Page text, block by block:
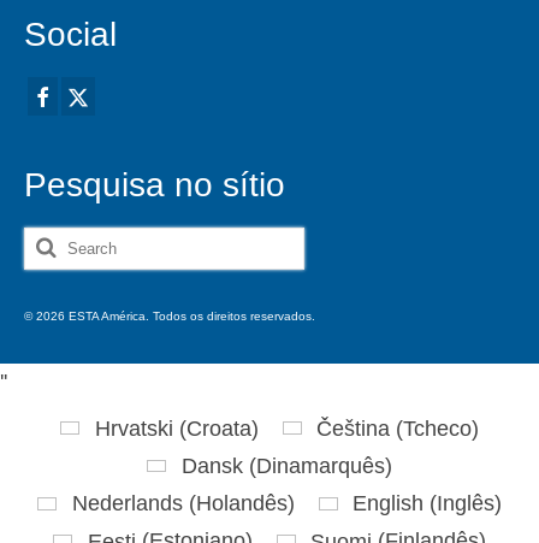
Social
Pesquisa no sítio
Search
for:
© 2026 ESTA América. Todos os direitos reservados.
''
Hrvatski (Croata) Čeština (Tcheco)
Dansk(Dinamarquês)
Nederlands(Holandês) English (Inglês)